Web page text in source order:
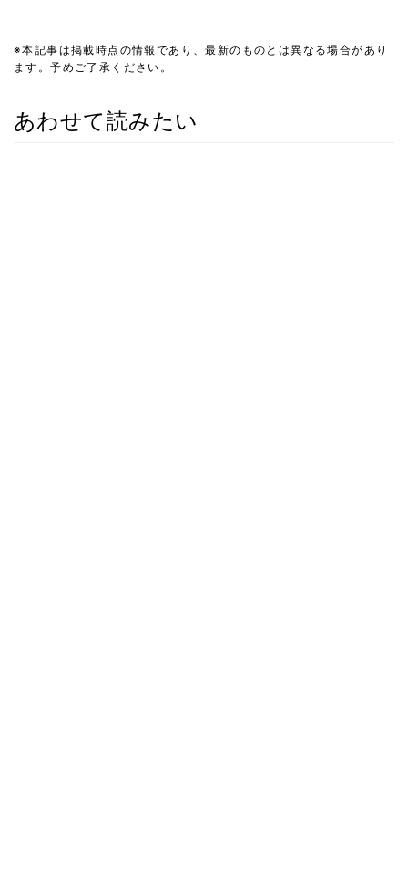
※本記事は掲載時点の情報であり、最新のものとは異なる場合があり
ます。予めご了承ください。
あわせて読みたい